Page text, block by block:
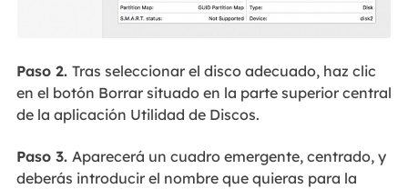
Paso 2. Tras seleccionar el disco adecuado, haz clic
en el botón Borrar situado en la parte superior central
de la aplicación Utilidad de Discos.
Paso 3. Aparecerá un cuadro emergente, centrado, y
deberás introducir el nombre que quieras para la